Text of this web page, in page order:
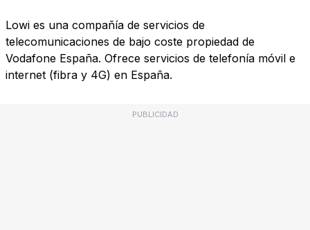
Lowi es una compañía de servicios de
telecomunicaciones de bajo coste propiedad de
Vodafone España. Ofrece servicios de telefonía móvil e
internet (fibra y 4G) en España.
PUBLICIDAD